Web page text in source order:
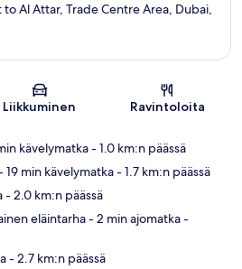
Al Attar, Trade Centre Area, Dubai,
Liikkuminen Ravintoloita
kävelymatka- 1.0 km:n päässä
19 min kävelymatka- 1.7 km:n päässä
- 2.0 km:n päässä
eläintarha- 2 min ajomatka-
- 2.7 km:n päässä